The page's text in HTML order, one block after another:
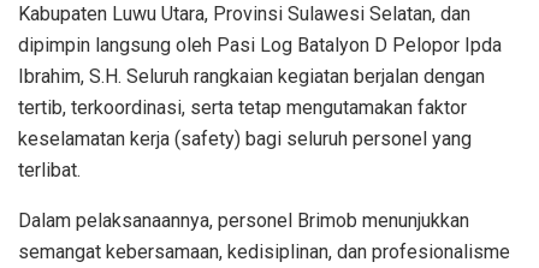
Kabupaten Luwu Utara, Provinsi Sulawesi Selatan, dan
dipimpin langsung oleh Pasi Log Batalyon D Pelopor Ipda
Ibrahim, S.H. Seluruh rangkaian kegiatan berjalan dengan
tertib, terkoordinasi, serta tetap mengutamakan faktor
keselamatan kerja (safety) bagi seluruh personel yang
terlibat.
Dalam pelaksanaannya, personel Brimob menunjukkan
semangat kebersamaan, kedisiplinan, dan profesionalisme